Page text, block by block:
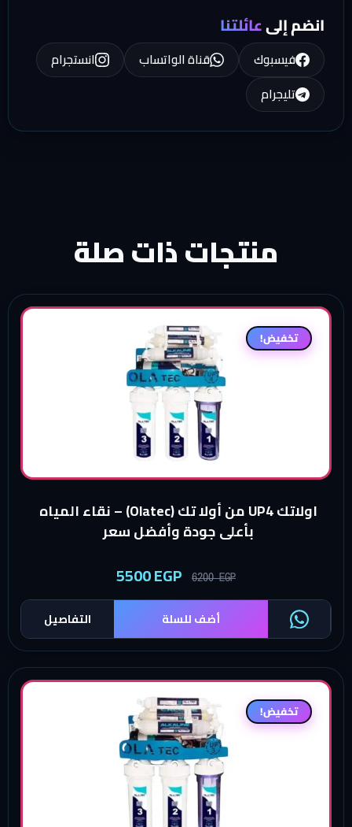
انضم إلىعائلتنا
فيسبوك قناة الواتساب
انستجرام
تليجرام
منتجات ذات صلة
تخفيض!
اولاتك UP4 من أولا تك (Olatec) – نقاء المياه
بأعلى جودة وأفضل سعر
6200EGP
5500EGP
التفاصيل أضف للسلة
تخفيض!